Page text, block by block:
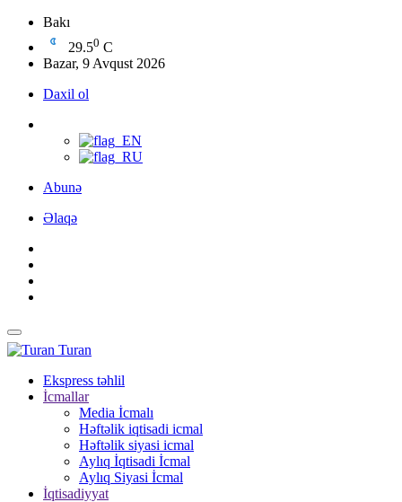
Bakı
29.50 C
Bazar, 9 Avqust 2026
Daxil ol
Abunə
Əlaqə
Turan
Ekspress təhlil
İcmallar
Media İcmalı
Həftəlik iqtisadi icmal
Həftəlik siyasi icmal
Aylıq İqtisadi İcmal
Aylıq Siyasi İcmal
İqtisadiyyat